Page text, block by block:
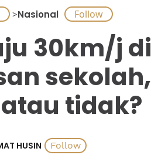
>Nasional
30km/j di
sekolah,
tidak?
HUSIN